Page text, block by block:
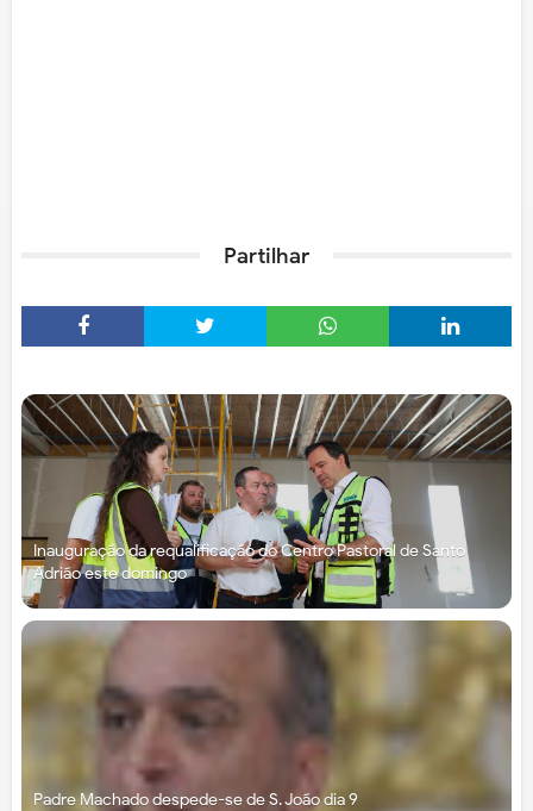
Partilhar
Inauguração da requalificação do Centro Pastoral de Santo
Adrião este domingo
Padre Machado despede-se de S. João dia 9